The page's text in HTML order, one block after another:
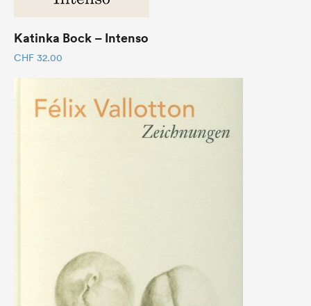
Katinka Bock – Intenso
CHF 32.00